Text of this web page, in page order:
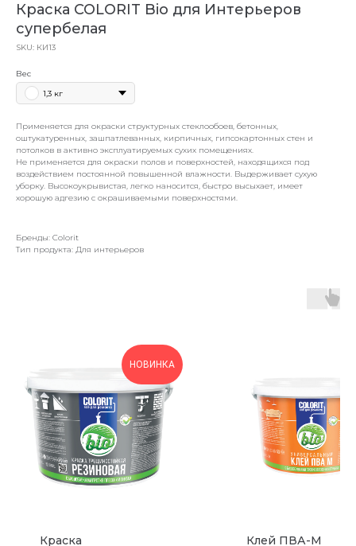
Краска COLORIT Bio для Интерьеров
супербелая
SKU: КИ13
Вес
1,3 кг
Применяется для окраски структурных стеклообоев, бетонных,
оштукатуренных, зашпатлеванных, кирпичных, гипсокартонных стен и
потолков в активно эксплуатируемых сухих помещениях.
Не применяется для окраски полов и поверхностей, находящихся под
воздействием постоянной повышенной влажности. Выдерживает сухую
уборку. Высокоукрывистая, легко наносится, быстро высыхает, имеет
хорошую адгезию с окрашиваемыми поверхностями.
Бренды: Colorit
Тип продукта: Для интерьеров
НОВИНКА
Краска
Клей ПВА-М